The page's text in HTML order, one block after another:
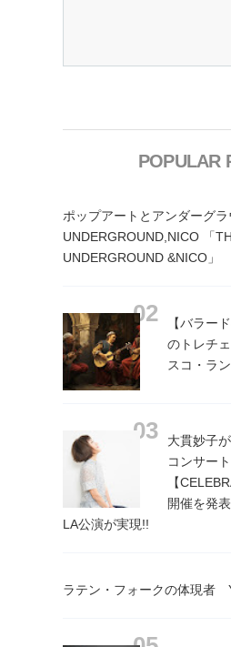
POPULAR
ポップアートとアンダーグ
UNDERGROUND,NICO 「
UNDERGROUND &NICO」
【バラー
のトレチ
スコ・ラ
大貫妙子
コンサー
【
開催を発
LA公演が実現!!
ラテン・フォークの体現者